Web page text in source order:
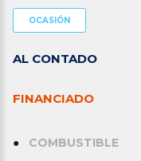
OCASIÓN
AL CONTADO
FINANCIADO
COMBUSTIBLE